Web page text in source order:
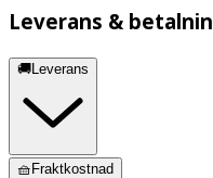
Leverans &
🚚Leverans
🧺Fraktkostnad